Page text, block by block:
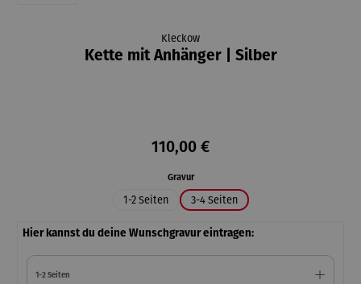
Kleckow
Kette mit Anhänger | Silber
110,00 €
Gravurauswählen
1-2 Seiten 3-4 Seiten
Hier kannst du deine Wunschgravur eintragen:
1-2 Seiten